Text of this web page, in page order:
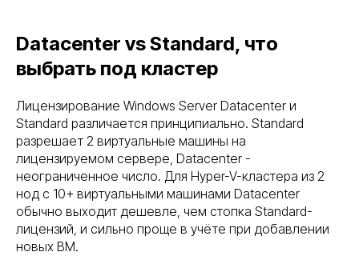
Datacenter vs Standard, что
выбрать под кластер
Лицензирование Windows Server Datacenter и
Standard различается принципиально. Standard
разрешает 2 виртуальные машины на
лицензируемом сервере, Datacenter -
неограниченное число. Для Hyper-V-кластера из 2
нод с 10+ виртуальными машинами Datacenter
обычно выходит дешевле, чем стопка Standard-
лицензий, и сильно проще в учёте при добавлении
новых ВМ.